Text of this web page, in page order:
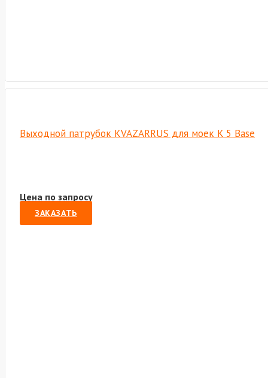
Выходной патрубок KVAZARRUS для моек K 5 Base
Цена по запросу
ЗАКАЗАТЬ